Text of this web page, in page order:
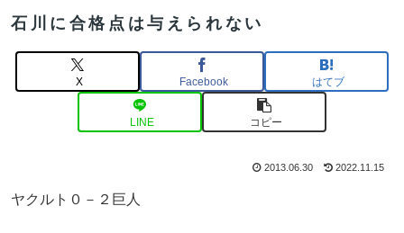
石川に合格点は与えられない
X Facebook はてブ
LINE コピー
2013.06.30 2022.11.15
ヤクルト０－２巨人